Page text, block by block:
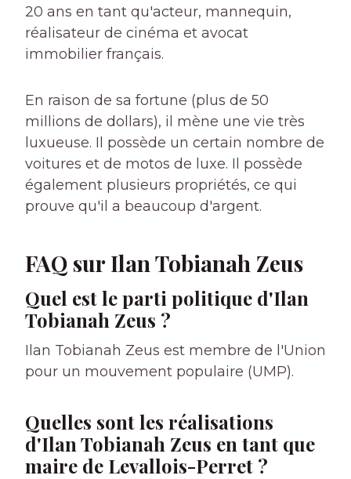
20 ans en tant qu'acteur, mannequin,
réalisateur de cinéma et avocat
immobilier français.
En raison de sa fortune (plus de 50
millions de dollars), il mène une vie très
luxueuse. Il possède un certain nombre de
voitures et de motos de luxe. Il possède
également plusieurs propriétés, ce qui
prouve qu'il a beaucoup d'argent.
FAQ sur Ilan Tobianah Zeus
Quel est le parti politique d'Ilan
Tobianah Zeus ?
Ilan Tobianah Zeus est membre de l'Union
pour un mouvement populaire (UMP).
Quelles sont les réalisations
d'Ilan Tobianah Zeus en tant que
maire de Levallois-Perret ?